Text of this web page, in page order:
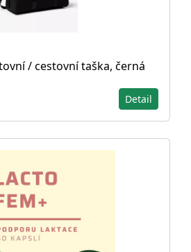
/ cestovní taška, černá
Detail